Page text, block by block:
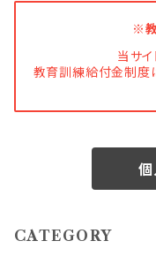
※
当サ
教育訓練給付金制度
個
CATEGORY